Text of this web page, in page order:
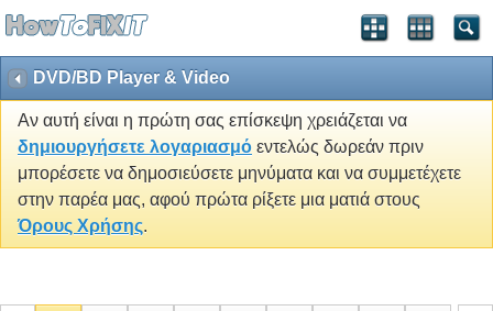
DVD/BD Player & Video
Αν αυτή είναι η πρώτη σας επίσκεψη χρειάζεται να
δημιουργήσετε λογαριασμό εντελώς δωρεάν πριν
μπορέσετε να δημοσιεύσετε μηνύματα και να συμμετέχετε
στην παρέα μας, αφού πρώτα ρίξετε μια ματιά στους
Όρους Χρήσης.